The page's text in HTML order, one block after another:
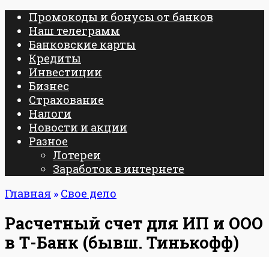
Промокоды и бонусы от банков
Наш телеграмм
Банковские карты
Кредиты
Инвестиции
Бизнес
Страхование
Налоги
Новости и акции
Разное
Лотереи
Заработок в интернете
Главная » Свое дело
Расчетный счет для ИП и ООО
в Т-Банк (бывш. Тинькофф)